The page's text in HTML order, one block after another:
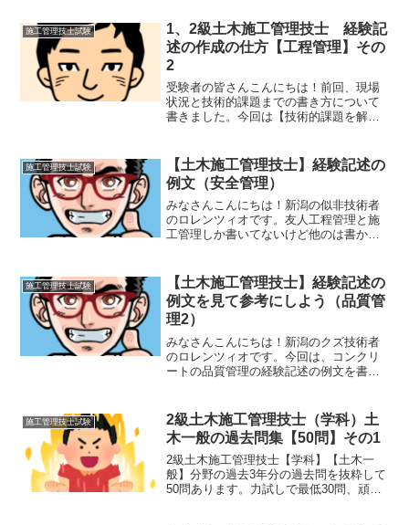
施工管理技士試験
1、2級土木施工管理技士 経験記
述の作成の仕方【工程管理】その
2
受験者の皆さんこんにちは！前回、現場
状況と技術的課題までの書き方について
書きました。今回は【技術的課題を解決
解決するために検討した項目と検討理由
及び検討内容検討理由と内...
施工管理技士試験
【土木施工管理技士】経験記述の
例文（安全管理）
みなさんこんにちは！新潟の似非技術者
のロレンツィオです。友人工程管理と施
工管理しか書いてないけど他のは書かけ
回は安全管理を書いたるわい！！今回
は、安全管理の経験記述の例...
施工管理技士試験
【土木施工管理技士】経験記述の
例文を見て参考にしよう（品質管
理2）
みなさんこんにちは！新潟のクズ技術者
のロレンツィオです。今回は、コンクリ
ートの品質管理の経験記述の例文を書い
別問題解説集1級土木施工管理技術検定実
地試験（2019年度...
施工管理技士試験
2級土木施工管理技士（学科）土
木一般の過去問集【50問】その1
2級土木施工管理技士【学科】【土木一
般】分野の過去3年分の過去問を抜粋して
50問あります。力試しで最低30問、頑張